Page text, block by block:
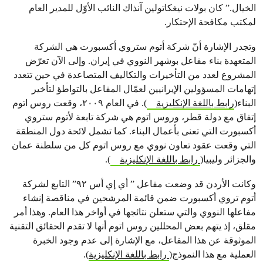
الخيال.” كان بولات نيغكاتولين آنذاك النائب الأوّل للمدير العام
لمكتب مكافحة الإحتكار.
وتجدر الإشارة أنّ شركة أتوم ستروي أكسبورت هي الشركة
المتعهدة بناء مفاعل بوشهر النووي في إيران. وإلى الآن تعرّض
المشروع لعدد من التأخيرات والتكاليف المتصاعدة في حين تتعدد
إتهامات المسؤولين الإيرانيين لعمّال المفاعل بالتواطؤ لتأخير
البناء(رابط باللغة الإنكليزية
). في العام ٢٠٠٩، وقعت روس اتوم
إتفاق مع دولة قطر، وروس اتوم هي شركة تابعة لأتوم ستروي
أكسبورت التي تعنى بأعمال البناء. كما تشمل لائحة دول المنطقة
التي وقعت عقود تعاون نووي مع روس اتوم كل من سلطنة عمان
والجزائر وليبيا( رابط باللغة الإنكليزية ).
وكانت الأردن قد وضعت مفاعل ” أي إي أس ٩٢” التابع لشركة
أتوم تروي أكسبورت ضمن قائمة المرشحين في مناقصة إنشاء
مفاعلها النووي والتي ستعلن نتائجها في أواخر هذا العام. وهذا أمر
مقلق، إذ يتهم بعض المحللين روس اتوم أنها لا تقدم الحقائق التقنية
الموثوقة عن هذا المفاعل، مع الإشارة إلى عدم وجود الخبرة
العملية مع هذا النموذج( رابط باللغة الإنكليزية).